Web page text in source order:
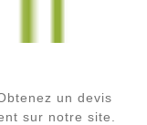
un devis
sur notre site.